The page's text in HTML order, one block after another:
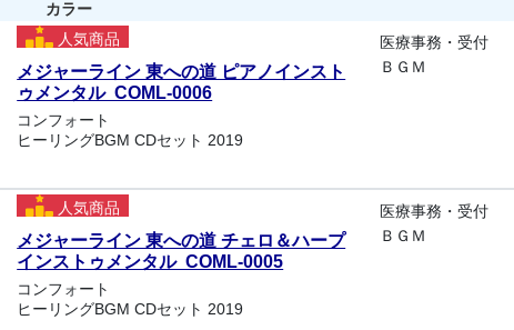
カラー
人気商品
メジャーライン 東への道 ピアノインスト
ゥメンタル COML-0006
コンフォート
ヒーリングBGM CDセット 2019
医療事務・受付
ＢＧＭ
人気商品
メジャーライン 東への道 チェロ＆ハープ
インストゥメンタル COML-0005
コンフォート
ヒーリングBGM CDセット 2019
医療事務・受付
ＢＧＭ